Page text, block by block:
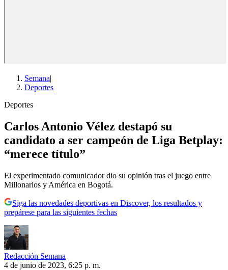
Semana|
Deportes
Deportes
Carlos Antonio Vélez destapó su
candidato a ser campeón de Liga Betplay:
“merece título”
El experimentado comunicador dio su opinión tras el juego entre
Millonarios y América en Bogotá.
Siga las novedades deportivas en Discover, los resultados y
prepárese para las siguientes fechas
Redacción Semana
4 de junio de 2023, 6:25 p. m.